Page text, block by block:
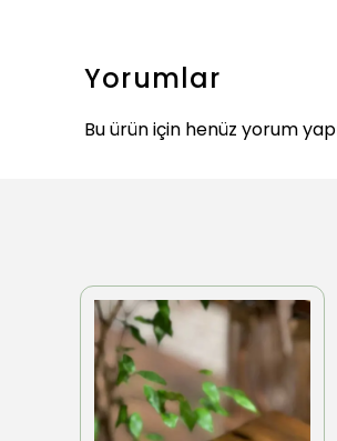
Yorumlar
Bu ürün için henüz yorum